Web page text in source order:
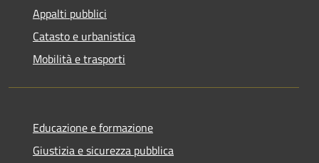
Appalti pubblici
Catasto e urbanistica
Mobilità e trasporti
Educazione e formazione
Giustizia e sicurezza pubblica